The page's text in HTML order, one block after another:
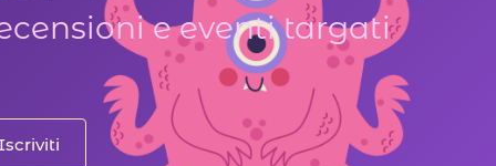
e eventi targati